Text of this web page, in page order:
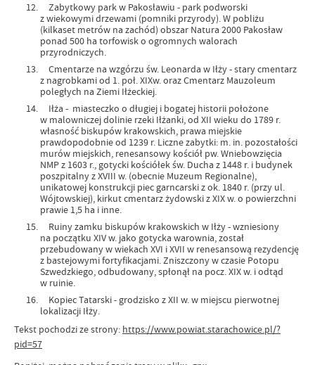
Zabytkowy park w Pakosławiu - park podworski
z wiekowymi drzewami (pomniki przyrody). W pobliżu
(kilkaset metrów na zachód) obszar Natura 2000 Pakosław
ponad 500 ha torfowisk o ogromnych walorach
przyrodniczych.
Cmentarze na wzgórzu św. Leonarda w Iłży - stary cmentarz
z nagrobkami od 1. poł. XIXw. oraz Cmentarz Mauzoleum
poległych na Ziemi Iłżeckiej.
Iłża - miasteczko o długiej i bogatej historii położone
w malowniczej dolinie rzeki Iłżanki, od XII wieku do 1789 r.
własność biskupów krakowskich, prawa miejskie
prawdopodobnie od 1239 r. Liczne zabytki: m. in. pozostałości
murów miejskich, renesansowy kościół pw. Wniebowzięcia
NMP z 1603 r., gotycki kościółek św. Ducha z 1448 r. i budynek
poszpitalny z XVIII w. (obecnie Muzeum Regionalne),
unikatowej konstrukcji piec garncarski z ok. 1840 r. (przy ul.
Wójtowskiej), kirkut cmentarz żydowski z XIX w. o powierzchni
prawie 1,5 ha i inne.
Ruiny zamku biskupów krakowskich w Iłży - wzniesiony
na początku XIV w. jako gotycka warownia, został
przebudowany w wiekach XVI i XVII w renesansową rezydencję
z bastejowymi fortyfikacjami. Zniszczony w czasie Potopu
Szwedzkiego, odbudowany, spłonął na pocz. XIX w. i odtąd
w ruinie.
Kopiec Tatarski - grodzisko z XII w. w miejscu pierwotnej
lokalizacji Iłży.
Tekst pochodzi ze strony: https://www.powiat.starachowice.pl/?
pid=57